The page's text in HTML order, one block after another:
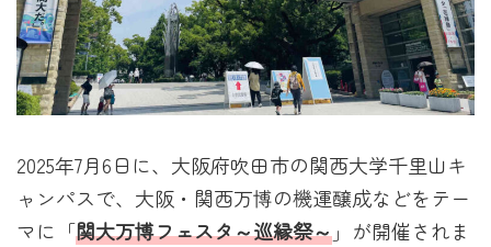
2025年7月6日に、大阪府吹田市の関西大学千里山キ
ャンパスで、大阪・関西万博の機運醸成などをテー
マに「関大万博フェスタ～巡縁祭～」が開催されま